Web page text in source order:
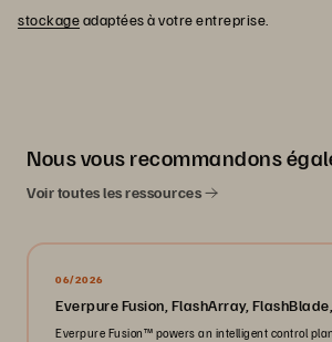
stockageadaptées à votre entreprise.
Nous vous recommandons
Voir toutes les ressources
06/2026
Everpure Fusion, FlashArray,
Everpure Fusion™ powers an intelligent control